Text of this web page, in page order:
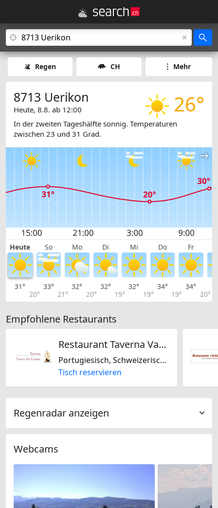
Regen CH Mehr
26°
8713 Uerikon
Heute, 8.8. ab 12:00
In der zweiten Tageshälfte sonnig. Temperaturen
zwischen 23 und 31 Grad.
Heute So Mo Di Mi Do Fr
31°
20°
33°
21°
32°
20°
32°
19°
32°
19°
34°
19°
34°
20°
Empfohlene Restaurants
Restaurant Taverna Vasco Da Gama
Portugiesisch, Schweizerisch, Italienisch, Mediterran, Steakhouse
Tisch reservieren
Regenradar anzeigen
Webcams